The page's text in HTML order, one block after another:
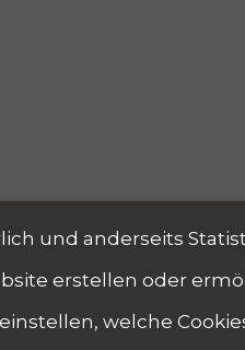
und anderseits
erstellen oder
welche